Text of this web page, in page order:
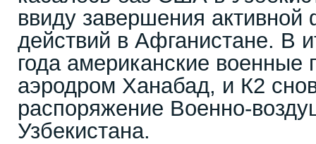
ввиду завершения
действий в Афганистане. В
года американские военные
аэродром Ханабад, и К2
распоряжение Военно-
Узбекистана.